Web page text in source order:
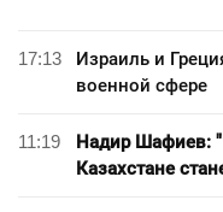
17:13
Израиль и
военной сфере
11:19
Надир Шафиев:
Казахстане